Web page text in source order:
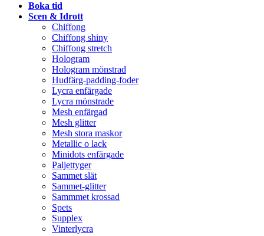
Boka tid
Scen & Idrott
Chiffong
Chiffong shiny
Chiffong stretch
Hologram
Hologram mönstrad
Hudfärg-padding-foder
Lycra enfärgade
Lycra mönstrade
Mesh enfärgad
Mesh glitter
Mesh stora maskor
Metallic o lack
Minidots enfärgade
Paljettyger
Sammet slät
Sammet-glitter
Sammmet krossad
Spets
Supplex
Vinterlycra